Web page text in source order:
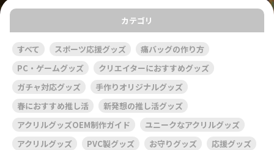
カテゴリ
すべて スポーツ応援グッズ
痛バッグの作り方
PC・ゲームグッズ
クリエイターにおすすめグッズ
ガチャ対応グッズ
手作りオリジナルグッズ
春におすすめ推し活
新発想の推し活グッズ
アクリルグッズOEM制作ガイド
ユニークなアクリルグッズ
アクリルグッズ
PVC製グッズ お守りグッズ
応援グッズ